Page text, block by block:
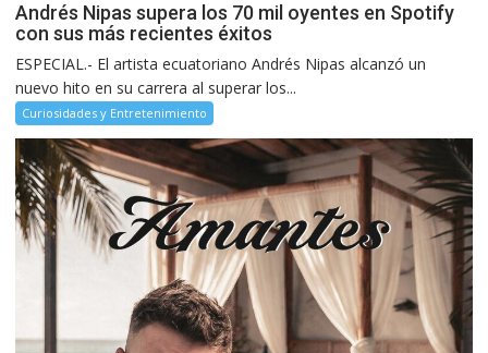
Andrés Nipas supera los 70 mil oyentes en Spotify
con sus más recientes éxitos
ESPECIAL.- El artista ecuatoriano Andrés Nipas alcanzó un
nuevo hito en su carrera al superar los...
Curiosidades y Entretenimiento